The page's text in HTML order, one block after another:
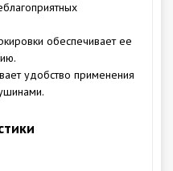
обеспечивает ее
удобство применения